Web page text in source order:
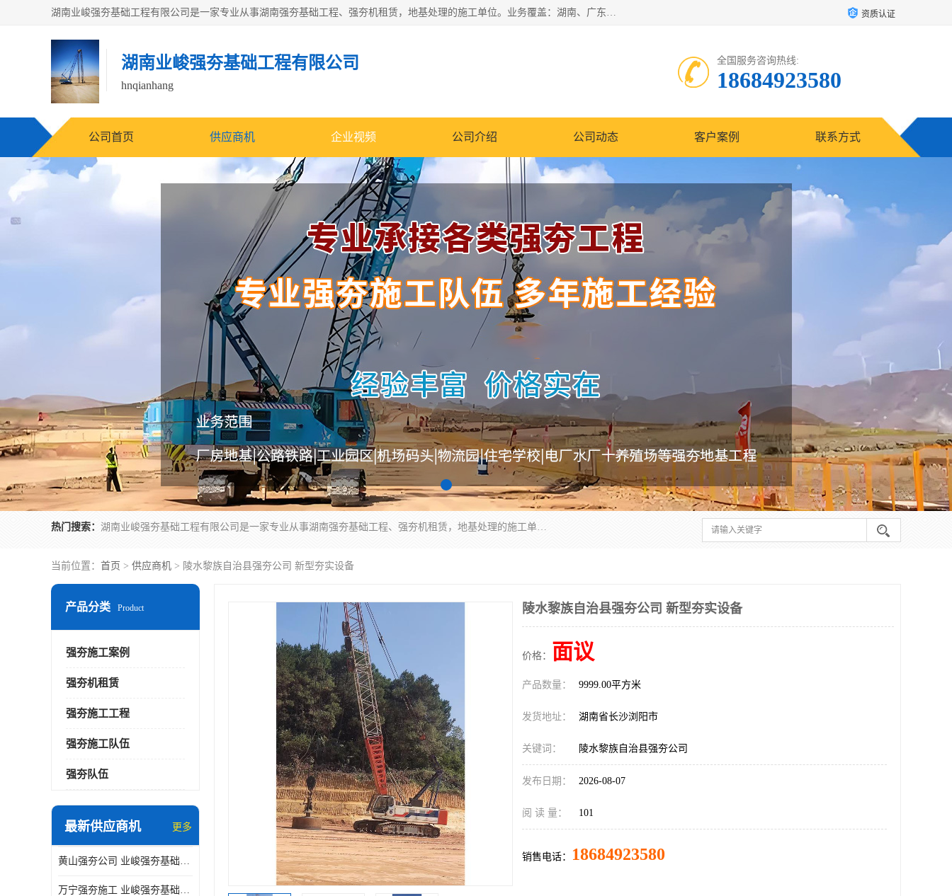
湖南业峻强夯基础工程有限公司是一家专业从事湖南强夯基础工程、强夯机租赁，地基处理的施工单位。业务覆盖：湖南、广东，江西等地。可承接1000KN.m-25000KN.m强夯（置换）工程。公司创始人是国内较早期从事强夯施工的建设者，经过多年的一步一个脚印的发展，在行业内具有较高的度和良好的口碑。 资质认证
湖南业峻强夯基础工程有限公司
hnqianhang
全国服务咨询热线:
18684923580
公司首页 供应商机 企业视频 公司介绍 公司动态 客户案例 联系方式
热门搜索： 湖南业峻强夯基础工程有限公司是一家专业从事湖南强夯基础工程、强夯机租赁，地基处理的施工单位。业务覆盖：湖南、广东，江西等地。可承接1000KN.m-25000KN.m强夯（置换）工程。公司创始人是国内较早期从事强夯施工的建设者，经过多年的一步一个脚印的发展，在行业内具有较高的度和良好的口碑。
当前位置： 首页 > 供应商机 > 陵水黎族自治县强夯公司 新型夯实设备
产品分类 Product
强夯施工案例
强夯机租赁
强夯施工工程
强夯施工队伍
强夯队伍
最新供应商机 更多
黄山强夯公司 业峻强夯基础工程
万宁强夯施工 业峻强夯基础工程
陵水黎族自治县强夯公司 新型夯实设备
价格： 面议
产品数量： 9999.00平方米
发货地址： 湖南省长沙浏阳市
关键词： 陵水黎族自治县强夯公司
发布日期： 2026-08-07
阅 读 量： 101
销售电话： 18684923580